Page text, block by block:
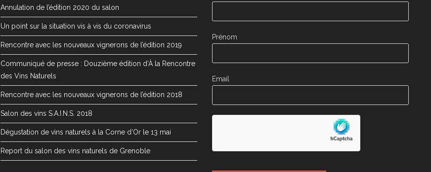
Annulation de l’édition 2020 du salon
Un point sur la situation vis à vis du coronavirus
Rencontre avec les nouveaux vignerons de l’édition 2019
Communiqué de presse : Douzième édition d’À la Rencontre
des Vins Naturels
Rencontre avec les nouveaux vignerons de l’édition 2018
Salon des vins S.A.I.N.S. 2018
Dégustation de vins naturels à la Corne d’Or le 13 mai
Report du salon des vins naturels de Grenoble
Prénom
Email